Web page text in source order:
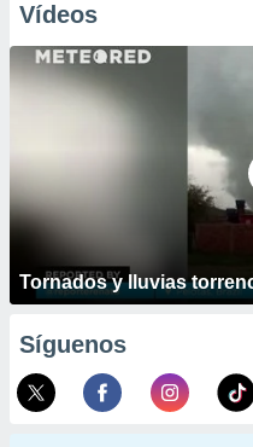
Vídeos
Tornados y lluvias
Síguenos